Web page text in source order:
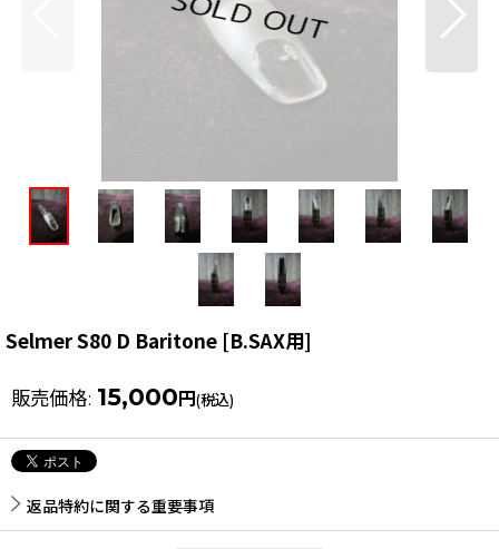
Selmer S80 D Baritone [B.SAX用]
販売価格: 15,000 円(税込)
返品特約に関する重要事項